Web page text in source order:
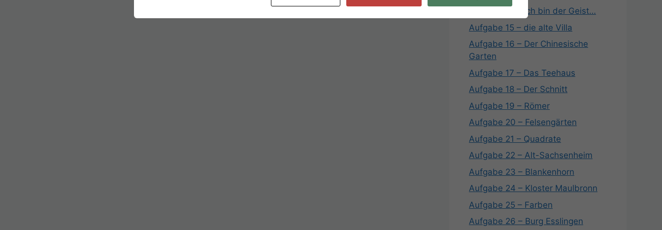
Aufgabe 14 – Ich bin der Geist…
Aufgabe 15 – die alte Villa
Aufgabe 16 – Der Chinesische
Garten
Aufgabe 17 – Das Teehaus
Aufgabe 18 – Der Schnitt
Aufgabe 19 – Römer
Aufgabe 20 – Felsengärten
Aufgabe 21 – Quadrate
Aufgabe 22 – Alt-Sachsenheim
Aufgabe 23 – Blankenhorn
Aufgabe 24 – Kloster Maulbronn
Aufgabe 25 – Farben
Aufgabe 26 – Burg Esslingen